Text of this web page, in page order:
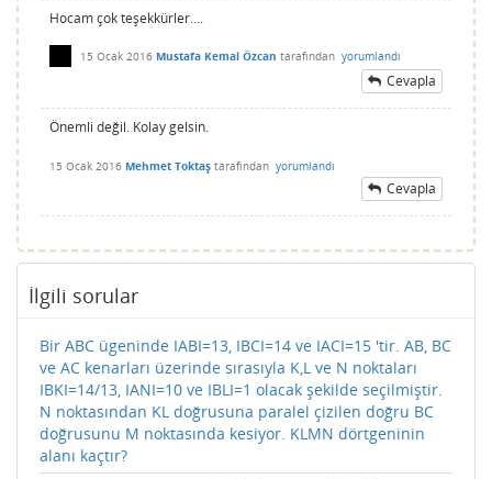
Hocam çok teşekkürler....
15 Ocak 2016 Mustafa Kemal Özcan tarafından yorumlandı
Cevapla
Önemli değil. Kolay gelsin.
15 Ocak 2016 Mehmet Toktaş tarafından yorumlandı
Cevapla
İlgili sorular
Bir ABC ügeninde IABI=13, IBCI=14 ve IACI=15 'tir. AB, BC
ve AC kenarları üzerinde sırasıyla K,L ve N noktaları
IBKI=14/13, IANI=10 ve IBLI=1 olacak şekilde seçilmiştir.
N noktasından KL doğrusuna paralel çizilen doğru BC
doğrusunu M noktasında kesiyor. KLMN dörtgeninin
alanı kaçtır?